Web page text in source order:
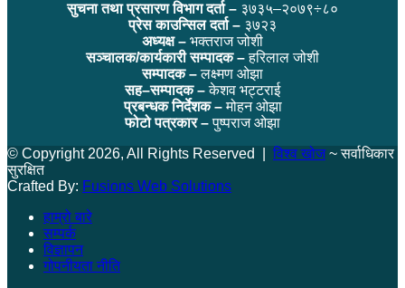
सुचना तथा प्रसारण विभाग दर्ता – ३७३५–२०७९÷८०
प्रेस काउन्सिल दर्ता – ३७२३
अध्यक्ष – भक्तराज जोशी
सञ्चालक/कार्यकारी सम्पादक –हरिलाल जोशी
सम्पादक –लक्ष्मण ओझा
सह–सम्पादक –केशव भट्टराई
प्रबन्धक निर्देशक –मोहन ओझा
फोटो पत्रकार –पुष्पराज ओझा
© Copyright 2026, All Rights Reserved | विश्व खोज~ सर्वाधिकार
सुरक्षित
Crafted By: Fusions Web Solutions
हाम्रो बारे
सम्पर्क
विज्ञापन
गोपनीयता नीति